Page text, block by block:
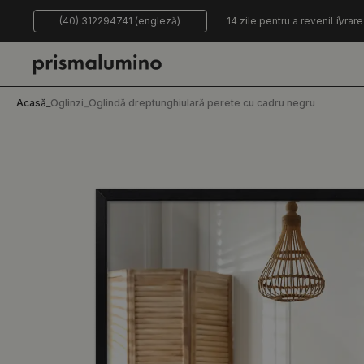
(40) 312294741 (engleză) 14 zile pentru a reveni
Acasă Oglinzi Oglindă dreptunghiulară perete cu cadru negru